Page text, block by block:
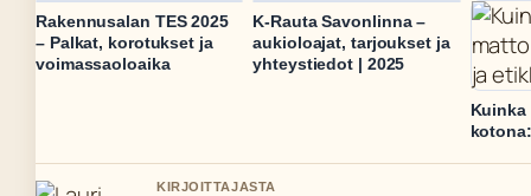
Rakennusalan TES 2025
– Palkat, korotukset ja
voimassaoloaika
K-Rauta Savonlinna –
aukioloajat, tarjoukset ja
yhteystiedot | 2025
KIRJOITTAJASTA